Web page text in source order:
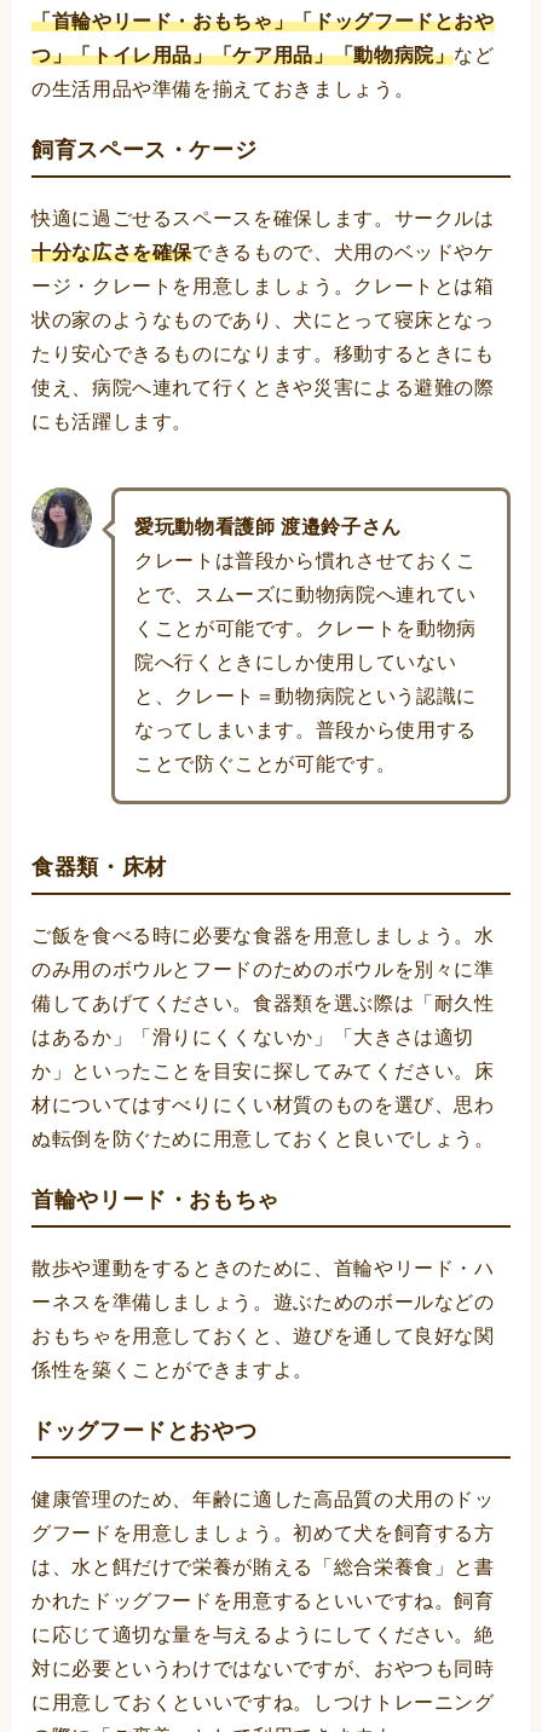
「首輪やリード・おもちゃ」「ドッグフードとおや
つ」「トイレ用品」「ケア用品」「動物病院」など
の生活用品や準備を揃えておきましょう。
飼育スペース・ケージ
快適に過ごせるスペースを確保します。サークルは
十分な広さを確保できるもので、犬用のベッドやケ
ージ・クレートを用意しましょう。クレートとは箱
状の家のようなものであり、犬にとって寝床となっ
たり安心できるものになります。移動するときにも
使え、病院へ連れて行くときや災害による避難の際
にも活躍します。
愛玩動物看護師 渡邉鈴子さん
クレートは普段から慣れさせておくこ
とで、スムーズに動物病院へ連れてい
くことが可能です。クレートを動物病
院へ行くときにしか使用していない
と、クレート＝動物病院という認識に
なってしまいます。普段から使用する
ことで防ぐことが可能です。
食器類・床材
ご飯を食べる時に必要な食器を用意しましょう。水
のみ用のボウルとフードのためのボウルを別々に準
備してあげてください。食器類を選ぶ際は「耐久性
はあるか」「滑りにくくないか」「大きさは適切
か」といったことを目安に探してみてください。床
材についてはすべりにくい材質のものを選び、思わ
ぬ転倒を防ぐために用意しておくと良いでしょう。
首輪やリード・おもちゃ
散歩や運動をするときのために、首輪やリード・ハ
ーネスを準備しましょう。遊ぶためのボールなどの
おもちゃを用意しておくと、遊びを通して良好な関
係性を築くことができますよ。
ドッグフードとおやつ
健康管理のため、年齢に適した高品質の犬用のドッ
グフードを用意しましょう。初めて犬を飼育する方
は、水と餌だけで栄養が賄える「総合栄養食」と書
かれたドッグフードを用意するといいですね。飼育
に応じて適切な量を与えるようにしてください。絶
対に必要というわけではないですが、おやつも同時
に用意しておくといいですね。しつけトレーニング